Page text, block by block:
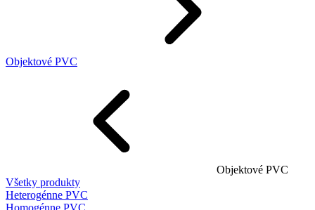
Objektové PVC
Objektové PVC
Všetky produkty
Heterogénne PVC
Homogénne PVC